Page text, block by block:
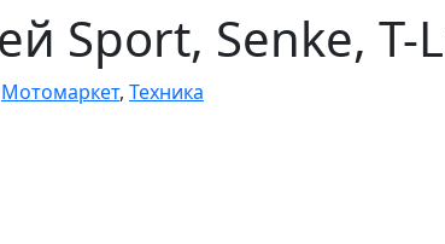
Sport, Senke, T-
Мотомаркет, Техника